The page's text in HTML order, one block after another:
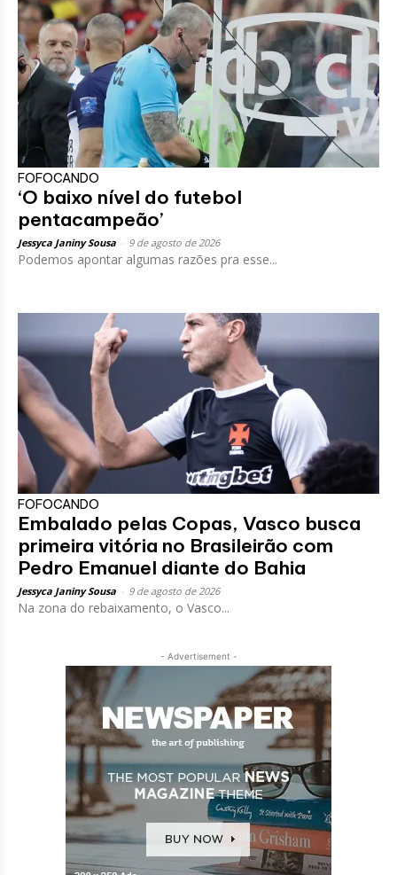
FOFOCANDO
‘O baixo nível do futebol
pentacampeão’
Jessyca Janiny Sousa 9 de agosto de 2026
Podemos apontar algumas razões pra esse...
FOFOCANDO
Embalado pelas Copas, Vasco busca
primeira vitória no Brasileirão com
Pedro Emanuel diante do Bahia
Jessyca Janiny Sousa 9 de agosto de 2026
Na zona do rebaixamento, o Vasco...
- Advertisement -